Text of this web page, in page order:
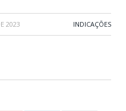
2023 INDICAÇÕES